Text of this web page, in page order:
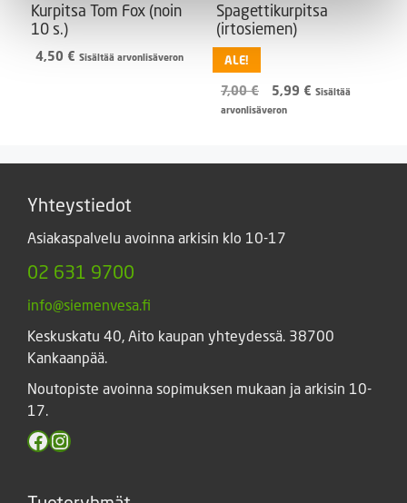
Kurpitsa Tom Fox (noin
10 s.)
4,50 € Sisältää arvonlisäveron
Spagettikurpitsa
(irtosiemen)
ALE!
7,00€
Alkuperäinen
hinta
5,99 € Nykyinen
Sisältää
arvonlisäveron
Yhteystiedot
Asiakaspalvelu avoinna arkisin klo 10-17
02 631 9700
info@siemenvesa.fi
Keskuskatu 40, Aito kaupan yhteydessä. 38700
Kankaanpää.
Noutopiste avoinna sopimuksen mukaan ja arkisin 10-
17.
Facebook
Instagram